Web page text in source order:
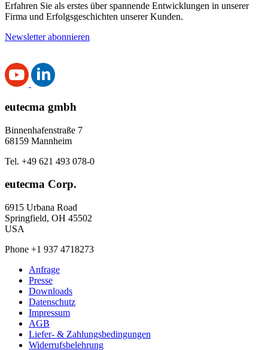
Erfahren Sie als erstes über spannende Entwicklungen in unserer
Firma und Erfolgsgeschichten unserer Kunden.
Newsletter abonnieren
eutecma gmbh
Binnenhafenstraße 7
68159 Mannheim
Tel. +49 621 493 078-0
eutecma Corp.
6915 Urbana Road
Springfield, OH 45502
USA
Phone +1 937 4718273
Anfrage
Presse
Downloads
Datenschutz
Impressum
AGB
Liefer- & Zahlungsbedingungen
Widerrufsbelehrung